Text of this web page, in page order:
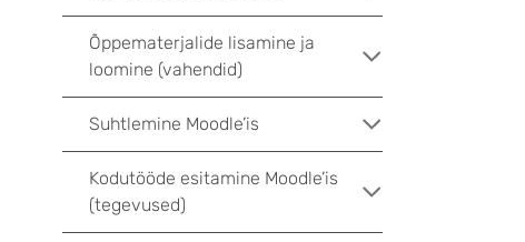
Õppematerjalide lisamine ja
loomine (vahendid)
Suhtlemine Moodle’is
Kodutööde esitamine Moodle’is
(tegevused)